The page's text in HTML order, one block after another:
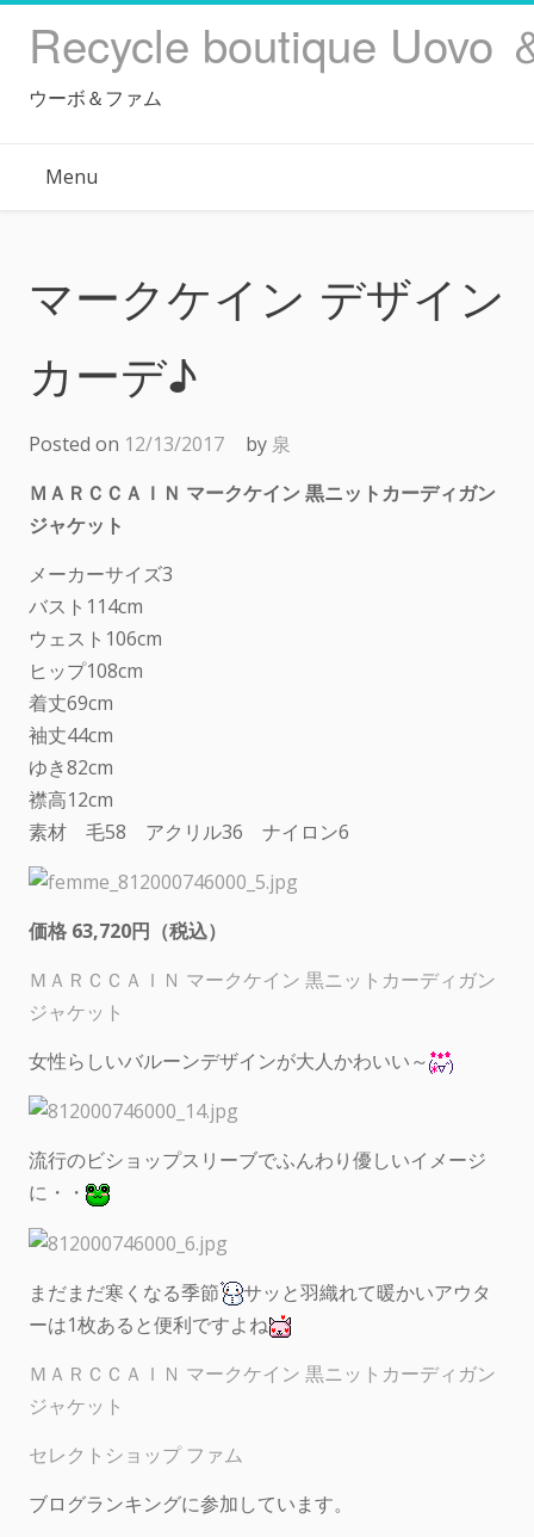
Recycle boutique Uovo
ウーボ＆ファム
Menu
マークケイン デザイン
カーデ♪
Posted on 12/13/2017 by 泉
ＭＡＲＣＣＡＩＮ マークケイン 黒ニットカーディガン
ジャケット
メーカーサイズ3
バスト114cm
ウェスト106cm
ヒップ108cm
着丈69cm
袖丈44cm
ゆき82cm
襟高12cm
素材 毛58 アクリル36 ナイロン6
価格 63,720円（税込）
ＭＡＲＣＣＡＩＮ マークケイン 黒ニットカーディガン
ジャケット
女性らしいバルーンデザインが大人かわいい～
流行のビショップスリーブでふんわり優しいイメージ
に・・
まだまだ寒くなる季節
サッと羽織れて暖かいアウタ
ーは1枚あると便利ですよね
ＭＡＲＣＣＡＩＮ マークケイン 黒ニットカーディガン
ジャケット
セレクトショップ ファム
ブログランキングに参加しています。